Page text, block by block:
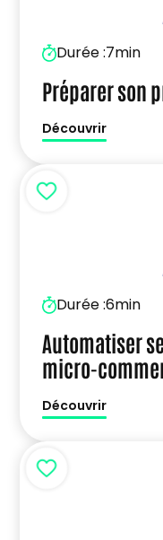
Durée :7min
Préparer son
Découvrir
Durée :6min
Automatiser
micro-
Découvrir